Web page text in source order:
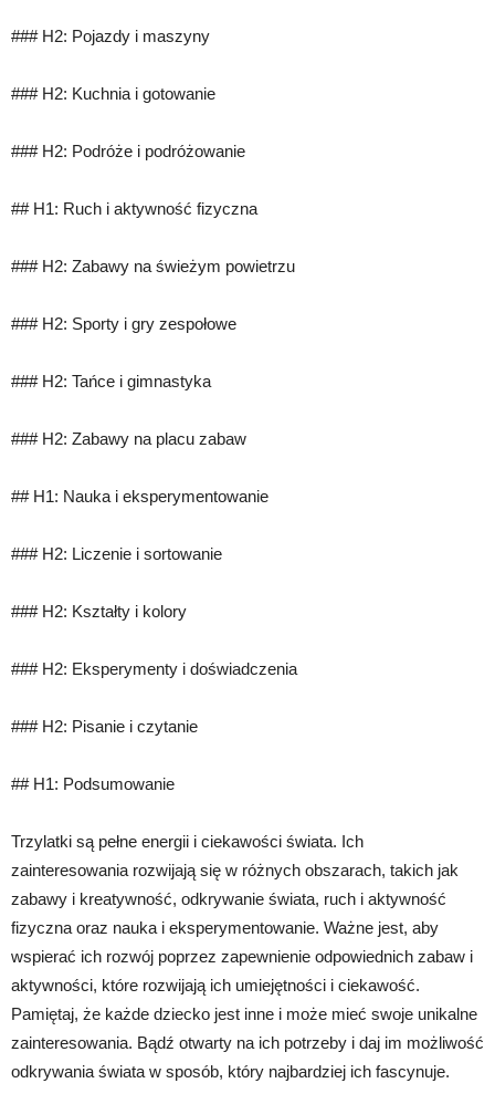
### H2: Pojazdy i maszyny
### H2: Kuchnia i gotowanie
### H2: Podróże i podróżowanie
## H1: Ruch i aktywność fizyczna
### H2: Zabawy na świeżym powietrzu
### H2: Sporty i gry zespołowe
### H2: Tańce i gimnastyka
### H2: Zabawy na placu zabaw
## H1: Nauka i eksperymentowanie
### H2: Liczenie i sortowanie
### H2: Kształty i kolory
### H2: Eksperymenty i doświadczenia
### H2: Pisanie i czytanie
## H1: Podsumowanie
Trzylatki są pełne energii i ciekawości świata. Ich
zainteresowania rozwijają się w różnych obszarach, takich jak
zabawy i kreatywność, odkrywanie świata, ruch i aktywność
fizyczna oraz nauka i eksperymentowanie. Ważne jest, aby
wspierać ich rozwój poprzez zapewnienie odpowiednich zabaw i
aktywności, które rozwijają ich umiejętności i ciekawość.
Pamiętaj, że każde dziecko jest inne i może mieć swoje unikalne
zainteresowania. Bądź otwarty na ich potrzeby i daj im możliwość
odkrywania świata w sposób, który najbardziej ich fascynuje.